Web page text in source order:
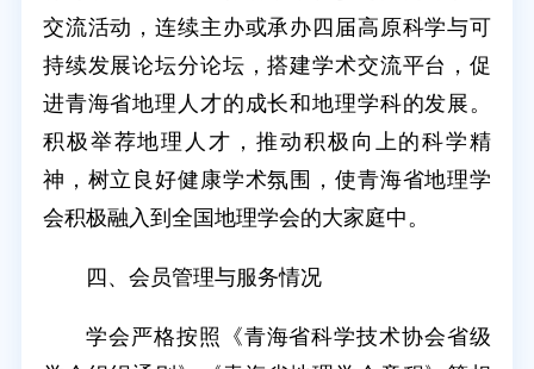
交流活动，连续主办或承办四届高原科学与可
持续发展论坛分论坛，搭建学术交流平台，促
进青海省地理人才的成长和地理学科的发展。
积极举荐地理人才，推动积极向上的科学精
神，树立良好健康学术氛围，使青海省地理学
会积极融入到全国地理学会的大家庭中。
四、会员管理与服务情况
学会严格按照《青海省科学技术协会省级